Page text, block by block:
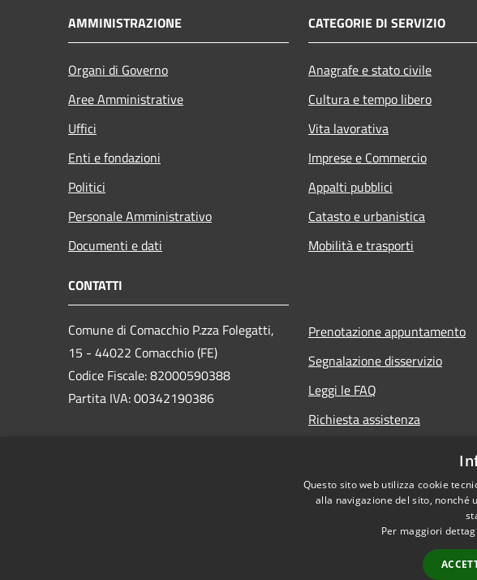
AMMINISTRAZIONE
Organi di Governo
Aree Amministrative
Uffici
Enti e fondazioni
Politici
Personale Amministrativo
Documenti e dati
CATEGORIE DI SERVIZIO
Anagrafe e stato civile
Cultura e tempo libero
Vita lavorativa
Imprese e Commercio
Appalti pubblici
Catasto e urbanistica
Mobilità e trasporti
CONTATTI
Comune di Comacchio P.zza Folegatti,
15 - 44022 Comacchio (FE)
Codice Fiscale: 82000590388
Partita IVA: 00342190386
comune.comacchio@cert.comune.comacchio.fe.it
Prenotazione appuntamento
Segnalazione disservizio
Leggi le FAQ
Richiesta assistenza
Questo sito web utilizza cookie
alla navigazione del sito, nonché
Per maggiori